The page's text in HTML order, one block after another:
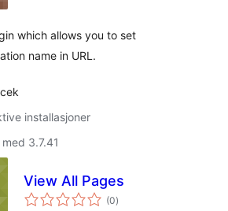
which allows you to set
name in URL.
installasjoner
3.7.41
View All Pages
(0totale
vurderinger
)